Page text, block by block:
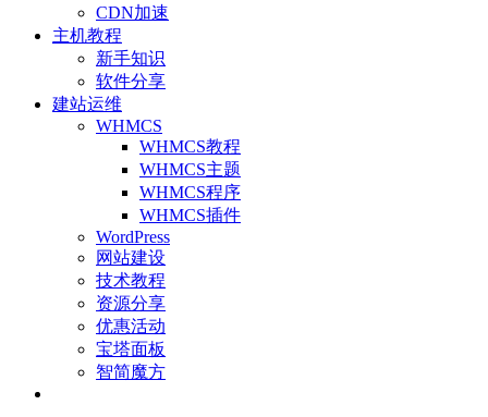
CDN加速
主机教程
新手知识
软件分享
建站运维
WHMCS
WHMCS教程
WHMCS主题
WHMCS程序
WHMCS插件
WordPress
网站建设
技术教程
资源分享
优惠活动
宝塔面板
智简魔方